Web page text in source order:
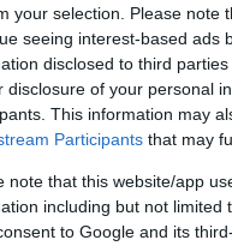
your selection. Please note
seeing interest-based ads
disclosed to third
disclosure of your personal
This information may
Participants that may
note that this website/app
including but not limited
to Google and its
Roppanós
dresszing -
2019. április 30.